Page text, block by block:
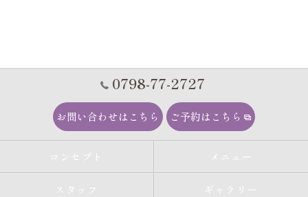
0798-77-2727
お問い合わせはこちら ご予約はこちら
コンセプト メニュー
スタッフ ギャラリー